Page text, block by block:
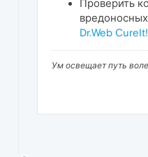
Проверить
Dr.Web CureIt!
Ум освещает путь